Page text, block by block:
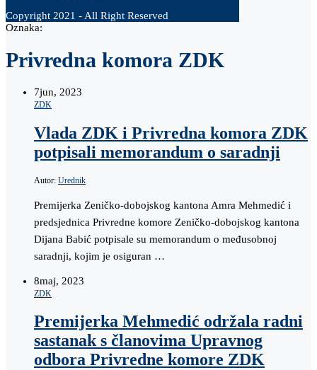
Copyright 2021 - All Right Reserved
Oznaka:
Privredna komora ZDK
7jun, 2023
ZDK
Vlada ZDK i Privredna komora ZDK
potpisali memorandum o saradnji
Autor: Urednik
Premijerka Zeničko-dobojskog kantona Amra Mehmedić i
predsjednica Privredne komore Zeničko-dobojskog kantona
Dijana Babić potpisale su memorandum o međusobnoj
saradnji, kojim je osiguran …
8maj, 2023
ZDK
Premijerka Mehmedić održala radni
sastanak s članovima Upravnog
odbora Privredne komore ZDK